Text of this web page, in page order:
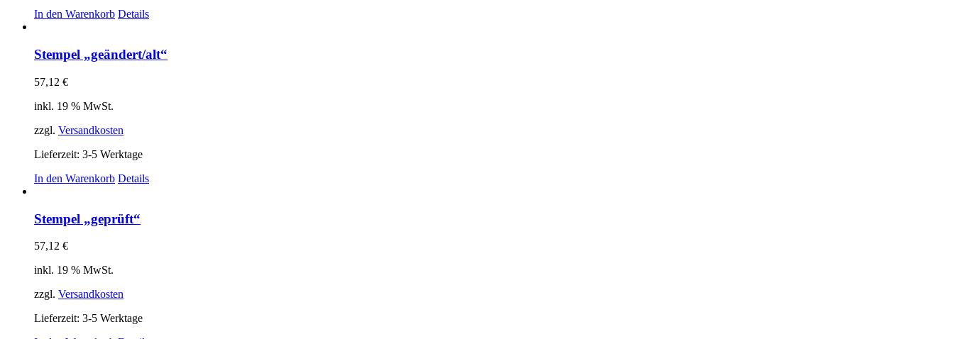
In den Warenkorb Details
Stempel „geändert/alt“
57,12 €
inkl. 19 % MwSt.
zzgl. Versandkosten
Lieferzeit: 3-5 Werktage
In den Warenkorb Details
Stempel „geprüft“
57,12 €
inkl. 19 % MwSt.
zzgl. Versandkosten
Lieferzeit: 3-5 Werktage